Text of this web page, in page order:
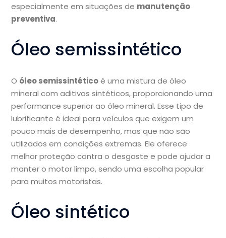
especialmente em situações de manutenção
preventiva.
Óleo semissintético
O óleo semissintéticoé uma mistura de óleo
mineral com aditivos sintéticos, proporcionando uma
performance superior ao óleo mineral. Esse tipo de
lubrificante é ideal para veículos que exigem um
pouco mais de desempenho, mas que não são
utilizados em condições extremas. Ele oferece
melhor proteção contra o desgaste e pode ajudar a
manter o motor limpo, sendo uma escolha popular
para muitos motoristas.
Óleo sintético